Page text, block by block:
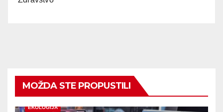
MOŽDA STE PROPUSTILI
EKOLOGIJA